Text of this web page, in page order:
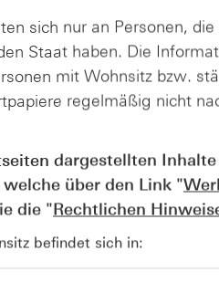
Quelle: LSEG,
von
6.000
es
nicht mehr
sich nur an Personen,
Staat haben. Die
mit Wohnsitz bzw.
regelmäßig nicht
dargestellten
über den Link "
die "Rechtlichen
befindet sich in: